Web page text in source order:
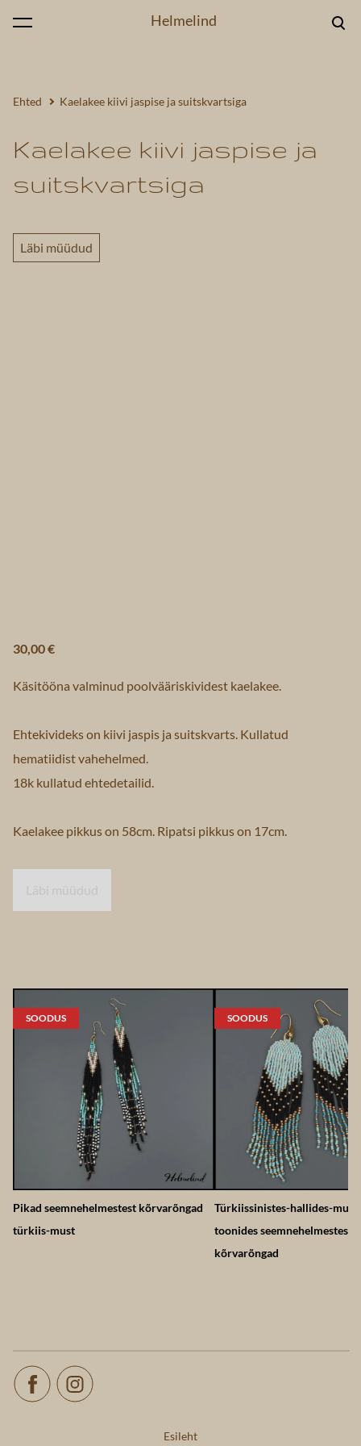
Helmelind
lisati ostukorvi. Vaata ostukorvi
Ehted Kaelakee kiivi jaspise ja suitskvartsiga
Kaelakee kiivi jaspise ja
suitskvartsiga
Läbi müüdud
30,00 €
Käsitööna valminud poolvääriskividest kaelakee.
Ehtekivideks on kiivi jaspis ja suitskvarts. Kullatud
hematiidist vahehelmed.
18k kullatud ehtedetailid.
Kaelakee pikkus on 58cm. Ripatsi pikkus on 17cm.
SOODUS
Pikad seemnehelmestest kõrvarõngad
türkiis-must
SOODUS
Türkiissinistes-hallides-
toonides seemnehelmestest
kõrvarõngad
Esileht